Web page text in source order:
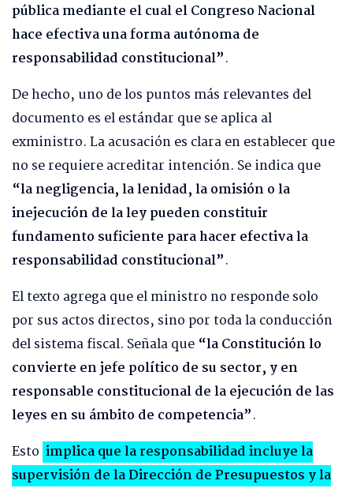
pública mediante el cual el Congreso Nacional
hace efectiva una forma autónoma de
responsabilidad constitucional”.
De hecho, uno de los puntos más relevantes del
documento es el estándar que se aplica al
exministro. La acusación es clara en establecer que
no se requiere acreditar intención. Se indica que
“la negligencia, la lenidad, la omisión o la
inejecución de la ley pueden constituir
fundamento suficiente para hacer efectiva la
responsabilidad constitucional”.
El texto agrega que el ministro no responde solo
por sus actos directos, sino por toda la conducción
del sistema fiscal. Señala que “la Constitución lo
convierte en jefe político de su sector, y en
responsable constitucional de la ejecución de las
leyes en su ámbito de competencia”.
Esto implica que la responsabilidad incluye la
supervisión de la Dirección de Presupuestos y la